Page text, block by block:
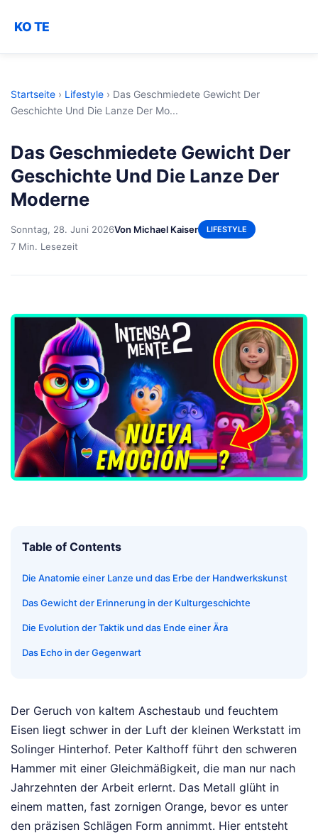
KO TE
Startseite › Lifestyle › Das Geschmiedete Gewicht Der
Geschichte Und Die Lanze Der Mo...
Das Geschmiedete Gewicht Der
Geschichte Und Die Lanze Der
Moderne
Sonntag, 28. Juni 2026Von Michael Kaiser LIFESTYLE
7 Min. Lesezeit
Table of Contents
Die Anatomie einer Lanze und das Erbe der Handwerkskunst
Das Gewicht der Erinnerung in der Kulturgeschichte
Die Evolution der Taktik und das Ende einer Ära
Das Echo in der Gegenwart
Der Geruch von kaltem Aschestaub und feuchtem
Eisen liegt schwer in der Luft der kleinen Werkstatt im
Solinger Hinterhof. Peter Kalthoff führt den schweren
Hammer mit einer Gleichmäßigkeit, die man nur nach
Jahrzehnten der Arbeit erlernt. Das Metall glüht in
einem matten, fast zornigen Orange, bevor es unter
den präzisen Schlägen Form annimmt. Hier entsteht